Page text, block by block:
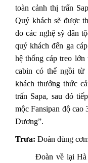
toàn cảnh thị trấn
Quý khách sẽ được
do các nghệ sỹ dân
quý khách đến ga
hệ thống cáp treo
cabin có thể ngồi từ
khách thưởng thức
trấn Sapa, sau đó
mộc Fansipan độ
Dương”.
Trưa: Đoàn dùng
Đoàn về lại Hà